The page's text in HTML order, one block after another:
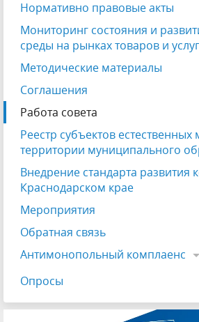
Нормативно правовые акты
Мониторинг состояния и
среды на рынках товаров и услуг
Методические материалы
Соглашения
Работа совета
Реестр субъектов
территории муниципального
Внедрение стандарта развития
Краснодарском крае
Мероприятия
Обратная связь
Антимонопольный комплаенс
Опросы